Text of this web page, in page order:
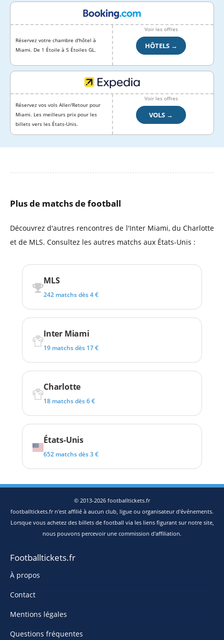
Réservez votre chambre d'hôtel à
Miami. De 1 Étoile à 5 Étoiles GL.
Voir les offres
HÔTELS →
Réservez vos vols Aller/Retour pour
Miami. Les meilleurs prix pour les
billets vers les États-Unis.
Voir les offres
VOLS →
Plus de matchs de football
Découvrez d'autres rencontres de l'Inter Miami, du Charlotte
et de MLS. Consultez les autres matchs aux États-Unis :
MLS
242 matchs dès 4 €
Inter Miami
19 matchs dès 17 €
Charlotte
18 matchs dès 6 €
États-Unis
652 matchs dès 3 €
© 2013-2026 footballtickets.fr
footballtickets.fr n'est affilié à aucun club, ligue ou organisateur d'événements.
Lorsque vous achetez des billets de football via les liens figurant sur notre site,
nous pouvons percevoir une commission d'affiliation.
Footballtickets.fr
À propos
Contact
Mentions légales
Questions fréquentes